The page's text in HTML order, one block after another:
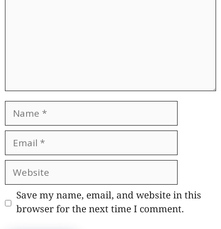
Name
Email
Website
Save my name, email, and website in this
browser for the next time I comment.